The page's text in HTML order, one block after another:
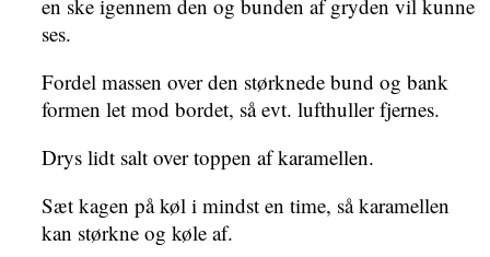
en ske igennem den og bunden af gryden vil kunne
ses.
Fordel massen over den størknede bund og bank
formen let mod bordet, så evt. lufthuller fjernes.
Drys lidt salt over toppen af karamellen.
Sæt kagen på køl i mindst en time, så karamellen
kan størkne og køle af.